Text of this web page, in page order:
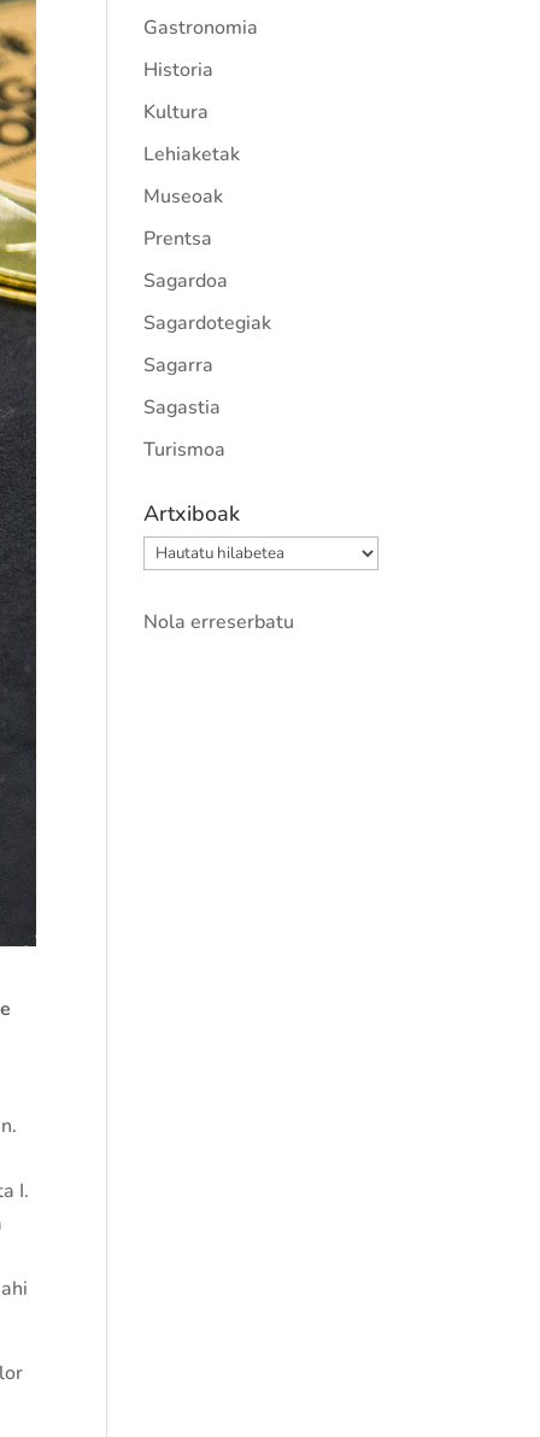
I.
Gastronomia
Historia
Kultura
Lehiaketak
Museoak
Prentsa
Sagardoa
Sagardotegiak
Sagarra
Sagastia
Turismoa
Artxiboak
Artxiboak
Nola erreserbatu